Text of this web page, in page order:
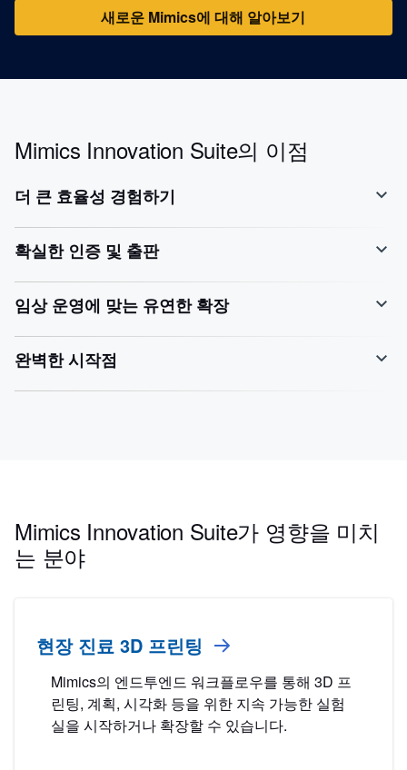
새로운 Mimics에 대해 알아보기
Mimics Innovation Suite의 이점
더 큰 효율성 경험하기
확실한 인증 및 출판
임상 운영에 맞는 유연한 확장
완벽한 시작점
Mimics Innovation Suite가 영향을 미치
는 분야
현장 진료 3D 프린팅
Mimics의 엔드투엔드 워크플로우를 통해 3D 프
린팅, 계획, 시각화 등을 위한 지속 가능한 실험
실을 시작하거나 확장할 수 있습니다.